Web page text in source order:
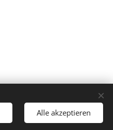
Alle akzeptieren